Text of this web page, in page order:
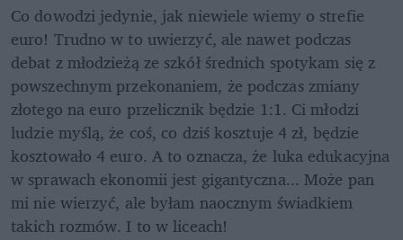
Co dowodzi jedynie, jak niewiele wiemy o strefie
euro! Trudno w to uwierzyć, ale nawet podczas
debat z młodzieżą ze szkół średnich spotykam się z
powszechnym przekonaniem, że podczas zmiany
złotego na euro przelicznik będzie 1:1. Ci młodzi
ludzie myślą, że coś, co dziś kosztuje 4 zł, będzie
kosztowało 4 euro. A to oznacza, że luka edukacyjna
w sprawach ekonomii jest gigantyczna... Może pan
mi nie wierzyć, ale byłam naocznym świadkiem
takich rozmów. I to w liceach!